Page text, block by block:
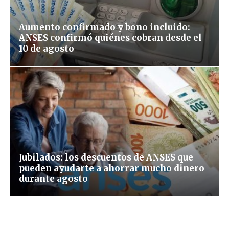
Aumento confirmado y bono incluido:
ANSES confirmó quiénes cobran desde el
10 de agosto
Jubilados: los descuentos de ANSES que
pueden ayudarte a ahorrar mucho dinero
durante agosto